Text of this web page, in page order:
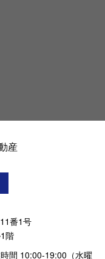
番1号
階